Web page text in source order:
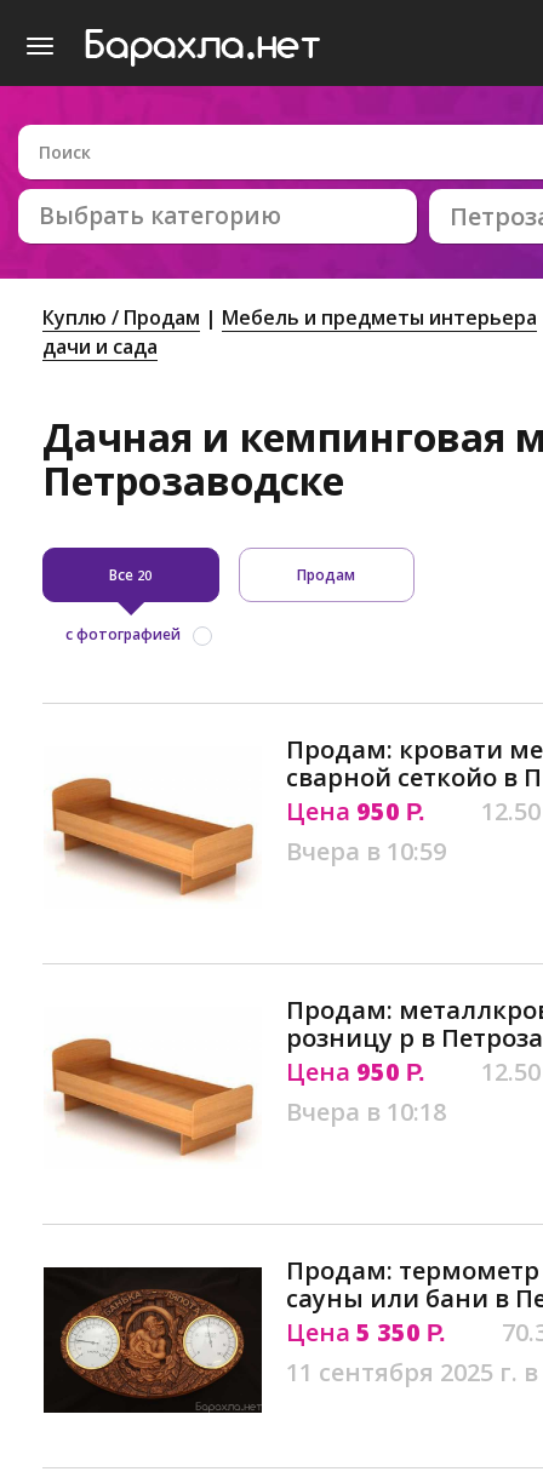
Выбрать категорию
Куплю / Продам
Мебель и предметы интерьера
дачи и сада
Дачная и кемпинговая
Петрозаводске
Все 20 Продам
с фотографией
Продам: кровати
сварной сеткойо в
Цена 950 Р.
Вчера в 10:59
Продам:
розницу р в
Цена 950 Р.
Вчера в 10:18
Продам:
сауны или бани в
Цена 5 350 Р.
11 сентября 2025 г.